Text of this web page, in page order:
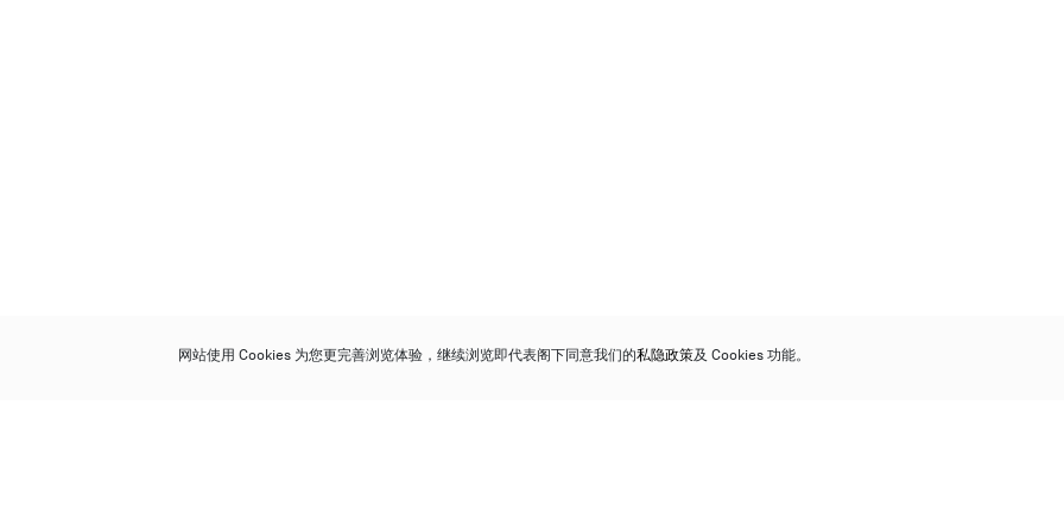
网站使用 Cookies 为您更完善浏览体验，继续浏览即代表阁下同意我们的私隐政策及 Cookies 功能。